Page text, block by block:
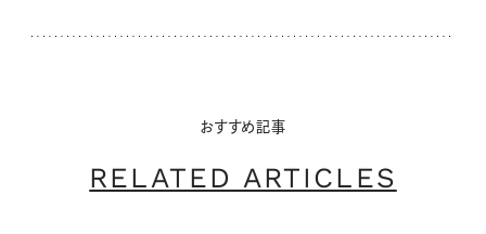
おすすめ記事
RELATED ARTICLES